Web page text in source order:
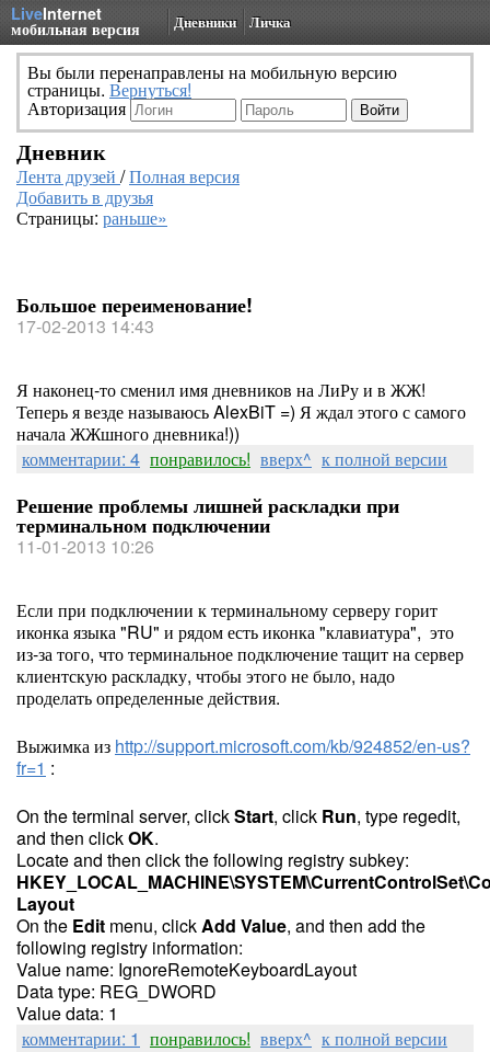
LiveInternet
мобильная версия Дневники Личка
Вы были перенаправлены на мобильную версию
страницы. Вернуться!
Авторизация
Дневник
Лента друзей /Полная версия
Добавить в друзья
Страницы: раньше»
Большое переименование!
17-02-2013 14:43
Я наконец-то сменил имя дневников на ЛиРу и в ЖЖ!
Теперь я везде называюсь AlexBiT =) Я ждал этого с самого
начала ЖЖшного дневника!))
комментарии: 4 понравилось! вверх^ к полной версии
Решение проблемы лишней раскладки при
терминальном подключении
11-01-2013 10:26
Если при подключении к терминальному серверу горит
иконка языка "RU" и рядом есть иконка "клавиатура", это
из-за того, что терминальное подключение тащит на сервер
клиентскую раскладку, чтобы этого не было, надо
проделать определенные действия.
Выжимка из http://support.microsoft.com/kb/924852/en-us?
fr=1 :
On the terminal server, clickStart, click Run, type regedit,
and then clickOK.
Locate and then click the following registry subkey:
Layout
On the Edit menu, clickAdd Value, and then add the
following registry information:
Value name: IgnoreRemoteKeyboardLayout
Data type: REG_DWORD
Value data: 1
комментарии: 1 понравилось! вверх^ к полной версии